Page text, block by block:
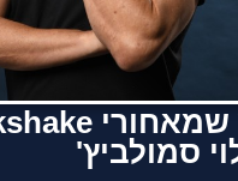
סמולביץ'